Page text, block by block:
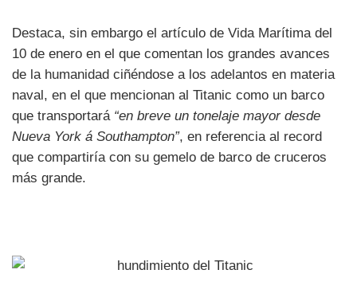
Destaca, sin embargo el artículo de Vida Marítima del
10 de enero en el que comentan los grandes avances
de la humanidad ciñéndose a los adelantos en materia
naval, en el que mencionan al Titanic como un barco
que transportará “en breve un tonelaje mayor desde
Nueva York á Southampton”, en referencia al record
que compartiría con su gemelo de barco de cruceros
más grande.